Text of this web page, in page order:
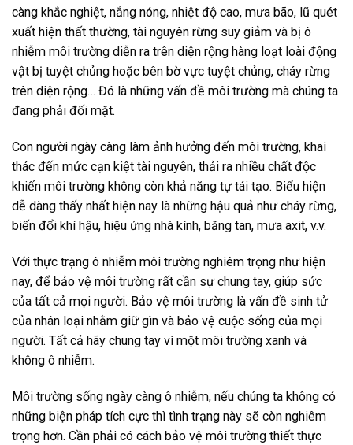
càng khắc nghiệt, nắng nóng, nhiệt độ cao, mưa bão, lũ quét
xuất hiện thất thường, tài nguyên rừng suy giảm và bị ô
nhiễm môi trường diễn ra trên diện rộng hàng loạt loài động
vật bị tuyệt chủng hoặc bên bờ vực tuyệt chủng, cháy rừng
trên diện rộng… Đó là những vấn đề môi trường mà chúng ta
đang phải đối mặt.
Con người ngày càng làm ảnh hưởng đến môi trường, khai
thác đến mức cạn kiệt tài nguyên, thải ra nhiều chất độc
khiến môi trường không còn khả năng tự tái tạo. Biểu hiện
dễ dàng thấy nhất hiện nay là những hậu quả như cháy rừng,
biến đổi khí hậu, hiệu ứng nhà kính, băng tan, mưa axit, v.v.
Với thực trạng ô nhiễm môi trường nghiêm trọng như hiện
nay, để bảo vệ môi trường rất cần sự chung tay, giúp sức
của tất cả mọi người. Bảo vệ môi trường là vấn đề sinh tử
của nhân loại nhằm giữ gìn và bảo vệ cuộc sống của mọi
người. Tất cả hãy chung tay vì một môi trường xanh và
không ô nhiễm.
Môi trường sống ngày càng ô nhiễm, nếu chúng ta không có
những biện pháp tích cực thì tình trạng này sẽ còn nghiêm
trọng hơn. Cần phải có cách bảo vệ môi trường thiết thực